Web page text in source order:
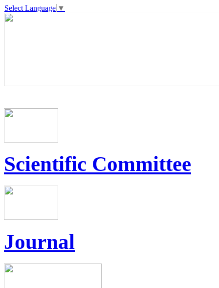
Select Language ▼
Scientific Committee
Journal